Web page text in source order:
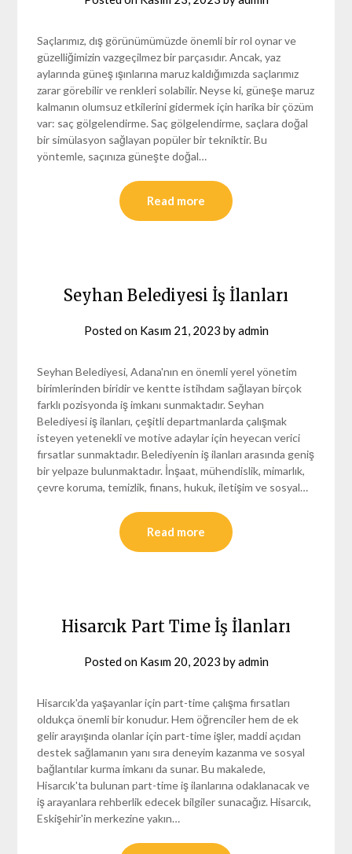
Saçlarımız, dış görünümümüzde önemli bir rol oynar ve
güzelliğimizin vazgeçilmez bir parçasıdır. Ancak, yaz
aylarında güneş ışınlarına maruz kaldığımızda saçlarımız
zarar görebilir ve renkleri solabilir. Neyse ki, güneşe maruz
kalmanın olumsuz etkilerini gidermek için harika bir çözüm
var: saç gölgelendirme. Saç gölgelendirme, saçlara doğal
bir simülasyon sağlayan popüler bir tekniktir. Bu
yöntemle, saçınıza güneşte doğal…
Read more
Seyhan Belediyesi İş İlanları
Posted on Kasım 21, 2023 byadmin
Seyhan Belediyesi, Adana'nın en önemli yerel yönetim
birimlerinden biridir ve kentte istihdam sağlayan birçok
farklı pozisyonda iş imkanı sunmaktadır. Seyhan
Belediyesi iş ilanları, çeşitli departmanlarda çalışmak
isteyen yetenekli ve motive adaylar için heyecan verici
fırsatlar sunmaktadır. Belediyenin iş ilanları arasında geniş
bir yelpaze bulunmaktadır. İnşaat, mühendislik, mimarlık,
çevre koruma, temizlik, finans, hukuk, iletişim ve sosyal…
Read more
Hisarcık Part Time İş İlanları
Posted on Kasım 20, 2023 byadmin
Hisarcık'da yaşayanlar için part-time çalışma fırsatları
oldukça önemli bir konudur. Hem öğrenciler hem de ek
gelir arayışında olanlar için part-time işler, maddi açıdan
destek sağlamanın yanı sıra deneyim kazanma ve sosyal
bağlantılar kurma imkanı da sunar. Bu makalede,
Hisarcık'ta bulunan part-time iş ilanlarına odaklanacak ve
iş arayanlara rehberlik edecek bilgiler sunacağız. Hisarcık,
Eskişehir'in merkezine yakın…